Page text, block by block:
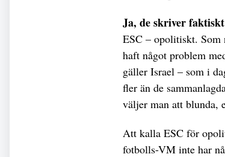
Ja, de skriver
ESC – opolitiskt. Som
haft något problem
gäller Israel – som i
fler än de
väljer man att blunda,
Att kalla ESC för
fotbolls-VM inte har